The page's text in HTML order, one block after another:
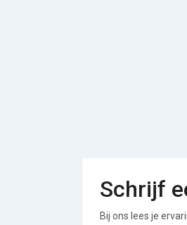
Schrijf
Bij ons lees je